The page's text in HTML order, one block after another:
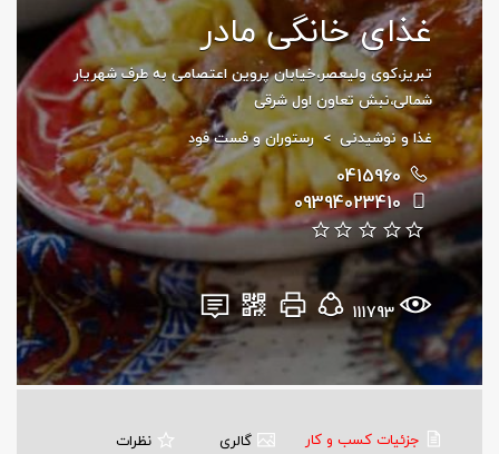
غذای خانگی مادر
تبریز،کوی ولیعصر،خیابان پروین اعتصامی به طرف شهریار
شمالی،نبش تعاون اول شرقی
غذا و نوشیدنی>رستوران و فست فود
0415960
09394023410
111793
جزئیات کسب و کار گالری نظرات